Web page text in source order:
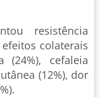
resistência
colaterais
(24%), cefaleia
(12%), dor